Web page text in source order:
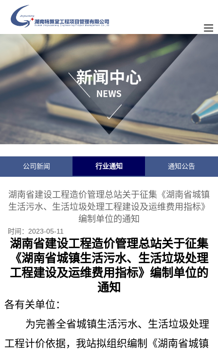
公司新闻 行业通知 通知公告
湖南省建设工程造价管理总站关于征集《湖南省城镇
生活污水、生活垃圾处理工程建设及运维费用指标》
编制单位的通知
时间： 2023-05-11
湖南省建设工程造价管理总站关于征集
《湖南省城镇生活污水、生活垃圾处理
工程建设及运维费用指标》编制单位的
通知
各有关单位：
为完善全省城镇生活污水、生活垃圾处理
工程计价依据，我站拟组织编制《湖南省城镇